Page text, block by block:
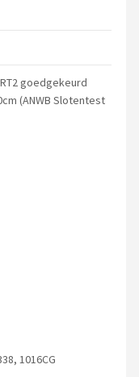
goedgekeurd
(ANWB Slotentest
1016CG